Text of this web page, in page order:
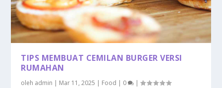
TIPS MEMBUAT CEMILAN BURGER VERSI
RUMAHAN
oleh admin | Mar 11, 2025 | Food | 0 |